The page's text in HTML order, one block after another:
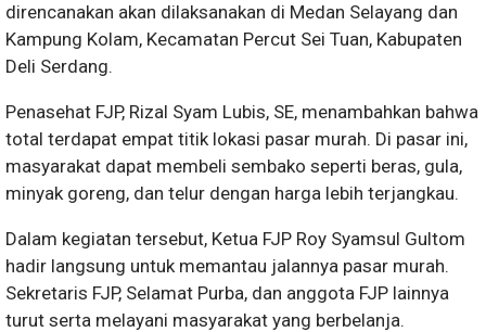
direncanakan akan dilaksanakan di Medan Selayang dan
Kampung Kolam, Kecamatan Percut Sei Tuan, Kabupaten
Deli Serdang.
Penasehat FJP, Rizal Syam Lubis, SE, menambahkan bahwa
total terdapat empat titik lokasi pasar murah. Di pasar ini,
masyarakat dapat membeli sembako seperti beras, gula,
minyak goreng, dan telur dengan harga lebih terjangkau.
Dalam kegiatan tersebut, Ketua FJP Roy Syamsul Gultom
hadir langsung untuk memantau jalannya pasar murah.
Sekretaris FJP, Selamat Purba, dan anggota FJP lainnya
turut serta melayani masyarakat yang berbelanja.